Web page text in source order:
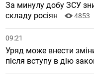
За минулу добу ЗСУ
складу росіян
4853
09:21
Уряд може внести
після вступу в дію